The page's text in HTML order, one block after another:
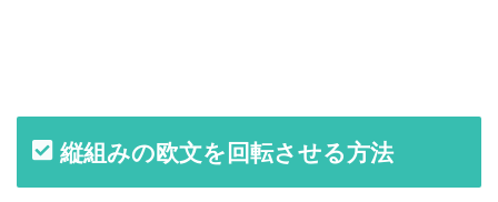
縦組みの欧文を回転させる方法